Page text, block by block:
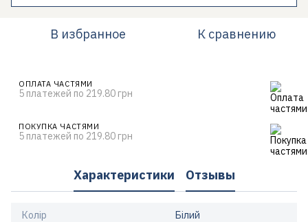
В избранное К сравнению
ОПЛАТА ЧАСТЯМИ
5 платежей по 219.80 грн
ПОКУПКА ЧАСТЯМИ
5 платежей по 219.80 грн
Характеристики Отзывы
Колір Білий